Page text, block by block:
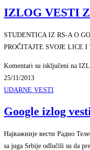
IZLOG VESTI
STUDENTICA IZ RS-A O
PROČITAJTE SVOJE LICE I
Komentari su isključeni na
25/11/2013
UDARNE VESTI
Google izlog
Најважније вести Радио
sa juga Srbije odlučili su da